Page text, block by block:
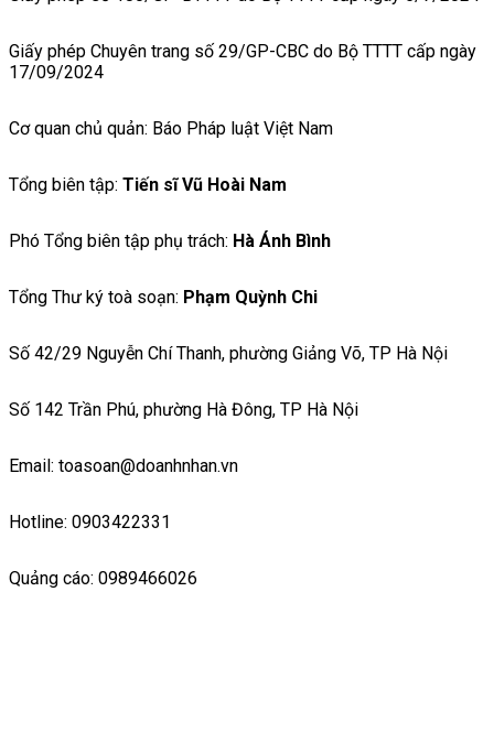
Giấy phép Chuyên trang số 29/GP-CBC do Bộ TTTT cấp ngày
17/09/2024
Cơ quan chủ quản: Báo Pháp luật Việt Nam
Tổng biên tập: Tiến sĩ Vũ Hoài Nam
Phó Tổng biên tập phụ trách: Hà Ánh Bình
Tổng Thư ký toà soạn: Phạm Quỳnh Chi
Số 42/29 Nguyễn Chí Thanh, phường Giảng Võ, TP Hà Nội
Số 142 Trần Phú, phường Hà Đông, TP Hà Nội
Email: toasoan@doanhnhan.vn
Hotline: 0903422331
Quảng cáo: 0989466026